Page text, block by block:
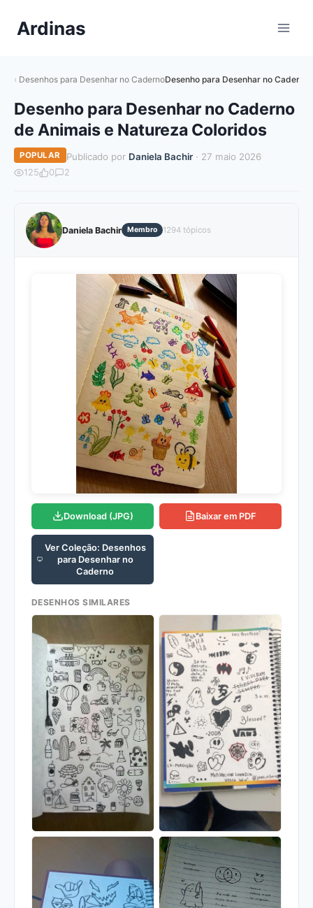
paraArdinas
Desenhos para Desenhar no CadernoDesenho para Desenhar no
Desenho para Desenhar no Caderno
de Animais e Natureza Coloridos
POPULAR Publicado por Daniela Bachir· 27 maio 2026
125 0 2
Daniela Bachir Membro 1294 tópicos
Download (JPG) Baixar em PDF
Ver Coleção: Desenhos
para Desenhar no
Caderno
DESENHOS SIMILARES